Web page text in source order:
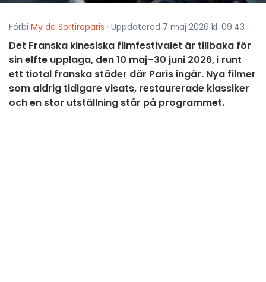
Förbi My de Sortiraparis · Uppdaterad 7 maj 2026 kl. 09:43
Det Franska kinesiska filmfestivalet är tillbaka för
sin elfte upplaga, den 10 maj–30 juni 2026, i runt
ett tiotal franska städer där Paris ingår. Nya filmer
som aldrig tidigare visats, restaurerade klassiker
och en stor utställning står på programmet.